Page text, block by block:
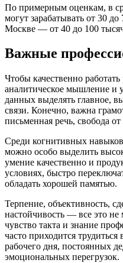
По примерным оценкам, в
могут зарабатывать от 30
Москве — от 40 до 100
Важные
Чтобы качественно
аналитическое мышление и
данных выделять главное,
связи. Конечно, важна
письменная речь, свобода
Среди когнитивных
можно особо выделить
умение качественно и
условиях, быстро
обладать хорошей памятью.
Терпение, объективность,
настойчивость — все это
чувство такта и знание
часто приходится
рабочего дня, постоянных
эмоциональных перегрузок.